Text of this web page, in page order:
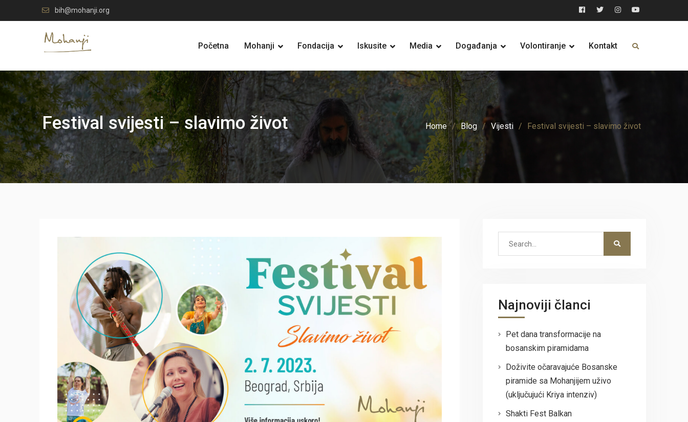
to
bih@mohanji.org
Facebook
TwitterInstagram
YouTube
Početna Mohanji Fondacija Iskusite Media Događanja Volontiranje Kontakt
Festival svijesti – slavimo život Home Blog Vijesti Festival svijesti – slavimo život
Najnoviji članci
Pet dana transformacije na
bosanskim piramidama
Doživite očaravajuće Bosanske
piramide sa Mohanjijem uživo
(uključujući Kriya intenziv)
Shakti Fest Balkan